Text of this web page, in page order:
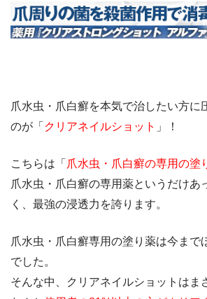
爪水虫・爪白癬を本気で治したい方に
のが「 クリアネイルショット 」！
こちらは「 爪水虫・爪白癬の専用の塗
爪水虫・爪白癬の専用薬というだけあ
く、最強の浸透力を誇ります。
爪水虫・爪白癬専用の塗り薬は今まで
でした。
そんな中、クリアネイルショットはま